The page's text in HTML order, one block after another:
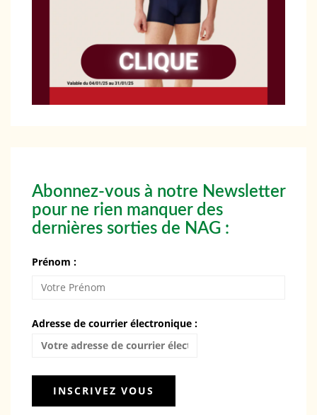
Abonnez-vous à notre Newsletter
pour ne rien manquer des
dernières sorties de NAG :
Prénom :
Adresse de courrier électronique :